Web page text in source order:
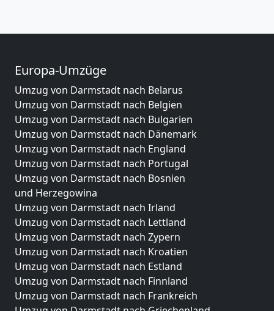
Europa-Umzüge
Umzug von Darmstadt nach Belarus
Umzug von Darmstadt nach Belgien
Umzug von Darmstadt nach Bulgarien
Umzug von Darmstadt nach Dänemark
Umzug von Darmstadt nach England
Umzug von Darmstadt nach Portugal
Umzug von Darmstadt nach Bosnien
und Herzegowina
Umzug von Darmstadt nach Irland
Umzug von Darmstadt nach Lettland
Umzug von Darmstadt nach Zypern
Umzug von Darmstadt nach Kroatien
Umzug von Darmstadt nach Estland
Umzug von Darmstadt nach Finnland
Umzug von Darmstadt nach Frankreich